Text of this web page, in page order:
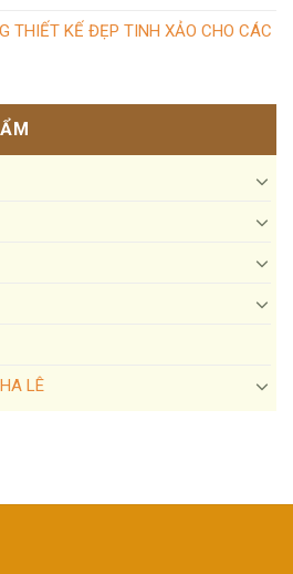
THIẾT KẾ ĐẸP TINH XẢO CHO CÁC
LÊ